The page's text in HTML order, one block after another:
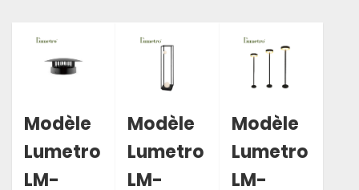
Modèle
Lumetro
LM-
Modèle
Lumetro
LM-
Modèle
Lumetro
LM-